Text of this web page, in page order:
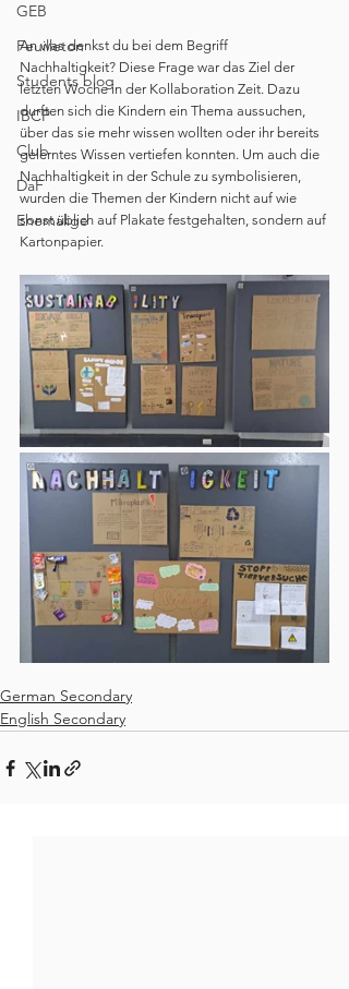
GEB
Feuilleton
Students blog
IBCP
Club
DaF
Ehemalige
An was denkst du bei dem Begriff
Nachhaltigkeit? Diese Frage war das Ziel der
letzten Woche in der Kollaboration Zeit. Dazu
durften sich die Kindern ein Thema aussuchen,
über das sie mehr wissen wollten oder ihr bereits
gelerntes Wissen vertiefen konnten. Um auch die
Nachhaltigkeit in der Schule zu symbolisieren,
wurden die Themen der Kindern nicht auf wie
sonst üblich auf Plakate festgehalten, sondern auf
Kartonpapier.
German Secondary
English Secondary